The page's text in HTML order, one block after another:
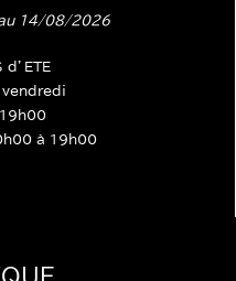
au 14/08/2026
d’ETE
à 19h00